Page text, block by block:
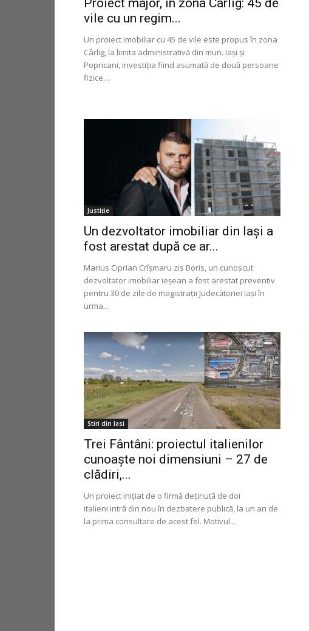
Proiect major, în zona Cârlig: 45 de
vile cu un regim...
Un proiect imobiliar cu 45 de vile este propus în zona
Cârlig, la limita administrativă din mun. Iași și
Popricani, investiția fiind asumată de două persoane
fizice....
Justiție
Un dezvoltator imobiliar din Iași a
fost arestat după ce ar...
Marius Ciprian Crîșmaru zis Boris, un cunoscut
dezvoltator imobiliar ieșean a fost arestat preventiv
pentru 30 de zile de magistrații Judecătoriei Iași în
urma...
Stiri din Iasi
Trei Fântâni: proiectul italienilor
cunoaște noi dimensiuni – 27 de
clădiri,...
Un proiect inițiat de o firmă deținută de doi
italieni intră din nou în dezbatere publică, la un an de
la prima consultare de acest fel. Motivul...